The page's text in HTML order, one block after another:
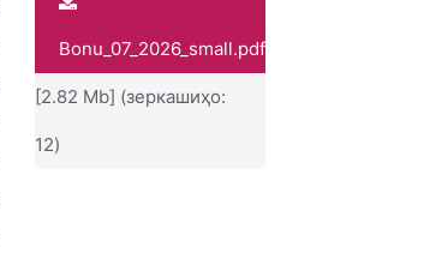
Bonu_07_2026_small.pdf
[2.82 Mb] (зеркашиҳо:
12)